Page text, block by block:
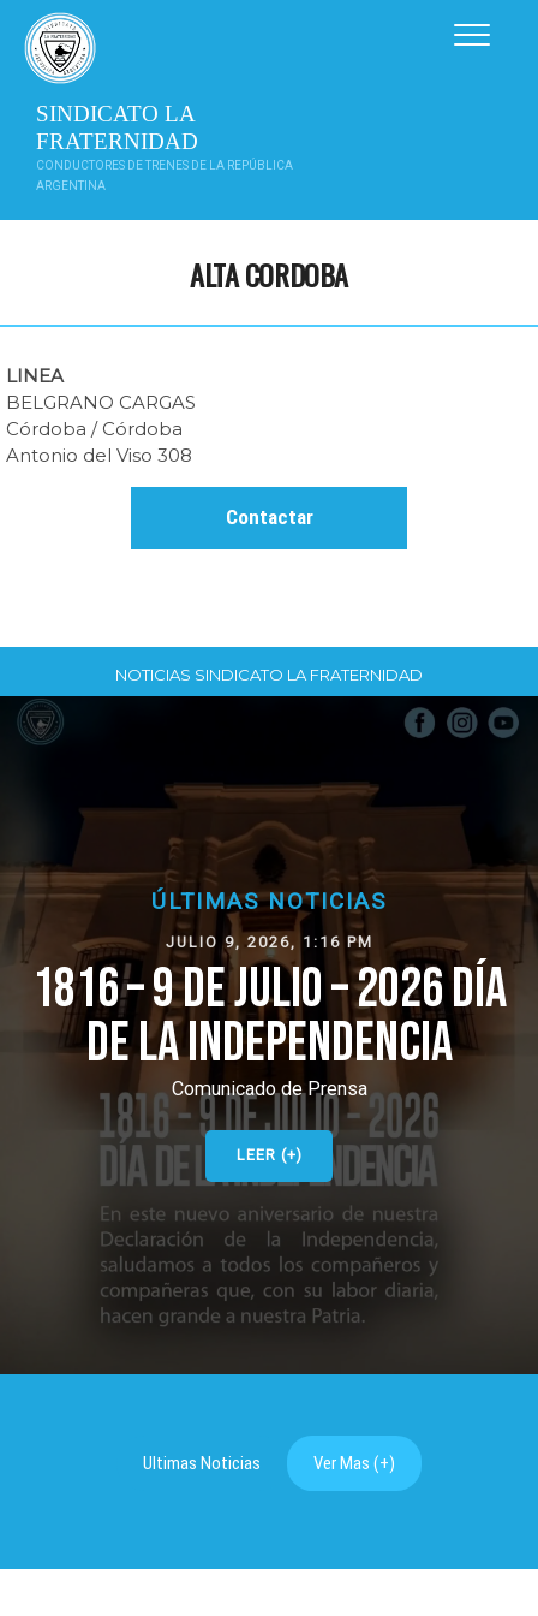
contenido
SINDICATO LA
FRATERNIDAD
CONDUCTORES DE TRENES DE LA REPÚBLICA
ARGENTINA
ALTA CORDOBA
LINEA
BELGRANO CARGAS
Córdoba / Córdoba
Antonio del Viso 308
Contactar
NOTICIAS SINDICATO LA FRATERNIDAD
ÚLTIMAS NOTICIAS
JULIO 9, 2026, 1:16 PM
1816 – 9 DE JULIO – 2026 DÍA
DE LA INDEPENDENCIA
Comunicado de Prensa
LEER (+)
Ultimas Noticias Ver Mas (+)